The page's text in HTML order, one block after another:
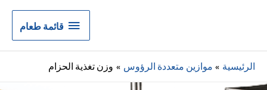
قائمة
طعام
قائمة طعام
الرئيسية موازين متعددة الرؤوس وزن تغذية الحزام